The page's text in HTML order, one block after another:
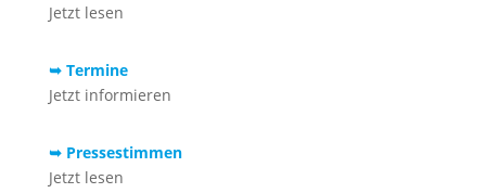
Jetzt lesen
➥ Termine
Jetzt informieren
➥ Pressestimmen
Jetzt lesen